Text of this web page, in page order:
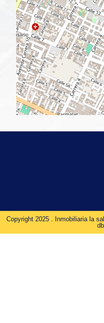
Copyright 2025 . Inmobiliaria la